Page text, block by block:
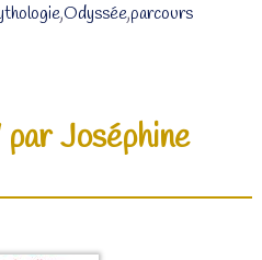
,Odyssée,parcours
Joséphine